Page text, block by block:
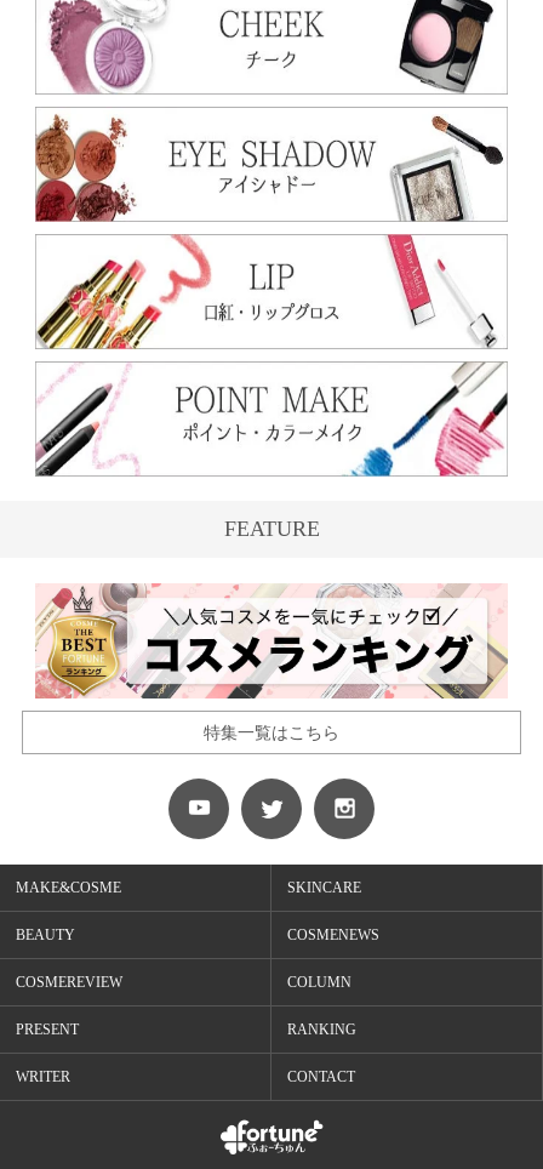
FEATURE
特集一覧はこちら
MAKE&COSME SKINCARE
BEAUTY COSMENEWS
COSMEREVIEW COLUMN
PRESENT RANKING
WRITER CONTACT